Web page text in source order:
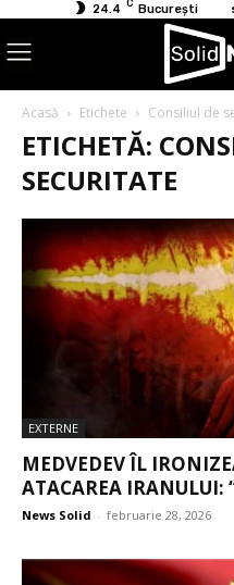
24.4 C București
Acasă Etichete Consiliul de
ETICHETĂ:
SECURITATE
EXTERNE
MEDVEDEV ÎL
ATACAREA IRANULUI:
News Solid - februarie 28, 2026